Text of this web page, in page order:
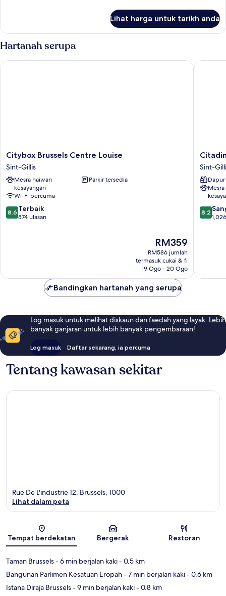
1
Katil
Kelamin
(Double)
Lihat harga untuk tarikh anda
Hartanah serupa
Citybox
Brussels
Centre
Louise
Sint-
Gillis
Citybox Brussels Centre Louise
Sint-Gillis
Mesra haiwan
kesayangan
Parkir tersedia
Wi-Fi percuma
8.6
daripada
8.6 Terbaik
874 ulasan
Harga
ialah
RM359
RM359
RM586 jumlah
termasuk cukai & fi
19 Ogo - 20 Ogo
Citybox Brussels Centre Louise
Toison
d'Or
Brussels
Sint-
Gillis
Sint-
8.2
8.2
Bandingkan hartanah yang serupa
Log masuk untuk melihat diskaun dan faedah yang layak. Lebih
banyak ganjaran untuk lebih banyak pengembaraan!
Log masuk Daftar sekarang, ia percuma
Tentang kawasan sekitar
Peta
Rue De L'industrie 12, Brussels, 1000
Lihat dalam peta
Tempat berdekatan Bergerak Restoran
Taman Brussels- 6 min berjalan kaki- 0.5 km
Bangunan Parlimen Kesatuan Eropah- 7 min berjalan kaki- 0.6 km
Istana Diraja Brussels- 9 min berjalan kaki- 0.8 km